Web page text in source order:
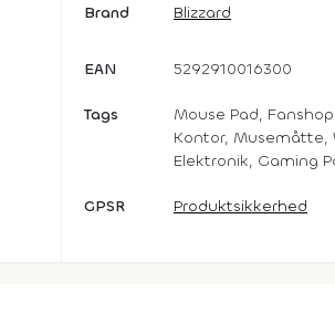
Brand Blizzard
EAN 5292910016300
Tags
Mouse Pad,
Kontor, Musemåtte,
Elektronik, Gaming
GPSR Produktsikkerhed